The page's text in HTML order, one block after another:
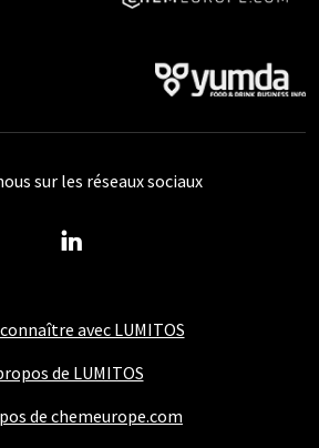
avec LUMITOS
de LUMITOS
de chemeurope.com
sur les réseaux sociaux